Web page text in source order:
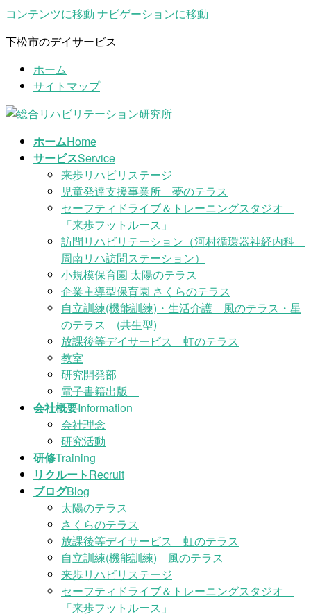
コンテンツに移動 ナビゲーションに移動
下松市のデイサービス
ホーム
サイトマップ
ホームHome
サービスService
来歩リハビリステージ
児童発達支援事業所 夢のテラス
セーフティドライブ＆トレーニングスタジオ
「来歩フットルース」
訪問リハビリテーション（河村循環器神経内科
周南リハ訪問ステーション）
小規模保育園 太陽のテラス
企業主導型保育園 さくらのテラス
自立訓練(機能訓練)・生活介護 風のテラス・星
のテラス (共生型)
放課後等デイサービス 虹のテラス
教室
研究開発部
電子書籍出版
会社概要Information
会社理念
研究活動
研修Training
リクルートRecruit
ブログBlog
太陽のテラス
さくらのテラス
放課後等デイサービス 虹のテラス
自立訓練(機能訓練) 風のテラス
来歩リハビリステージ
セーフティドライブ＆トレーニングスタジオ
「来歩フットルース」